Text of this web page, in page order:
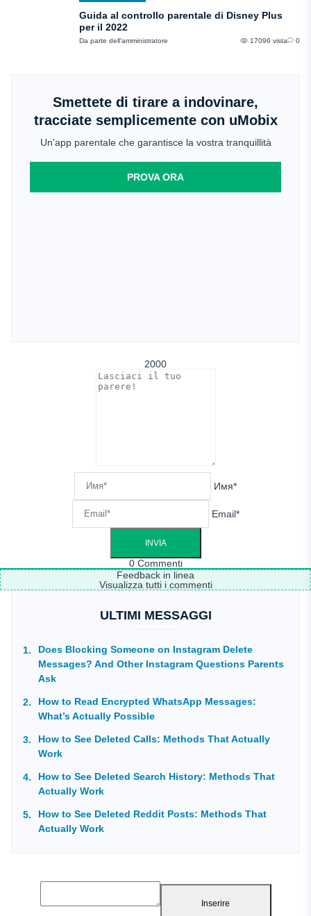
Guida al controllo parentale di Disney Plus
per il 2022
Da parte dell'amministratore 17096 vista 0
Smettete di tirare a indovinare,
tracciate semplicemente con uMobix
Un'app parentale che garantisce la vostra tranquillità
PROVA ORA
2000
Имя*
Email*
0Commenti
Feedback in linea
Visualizza tutti i commenti
ULTIMI MESSAGGI
Does Blocking Someone on Instagram Delete
Messages? And Other Instagram Questions Parents
Ask
How to Read Encrypted WhatsApp Messages:
What’s Actually Possible
How to See Deleted Calls: Methods That Actually
Work
How to See Deleted Search History: Methods That
Actually Work
How to See Deleted Reddit Posts: Methods That
Actually Work
Inserire